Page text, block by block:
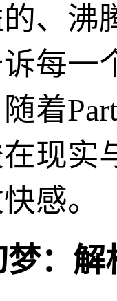
、沸
每一
着
现实
感。
：